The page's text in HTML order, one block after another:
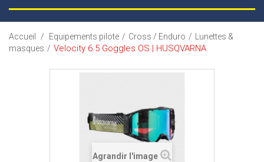
Accueil / Equipements pilote / Cross / Enduro /
Lunettes &
masques / Velocity 6.5 Goggles OS | HUSQVARNA
Agrandir l'image